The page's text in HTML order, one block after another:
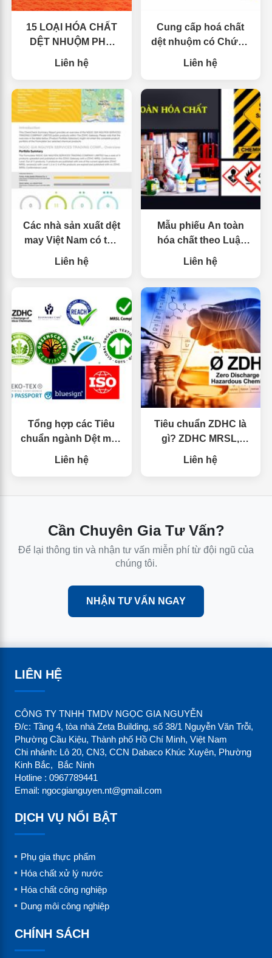
15 LOẠI HÓA CHẤT
DỆT NHUỘM PHỔ
BIẾN TRONG CÔNG
NGHIỆP15 LOẠI HÓA
PHỔ BIẾN TRONG
CÔNG NGHIỆP
Liên hệ
Cung cấp hoá chất
dệt nhuộm có Chứng
nhận ZDHC.
Liên hệ
Các nhà sản xuất dệt
may Việt Nam có thể
khẳng định vị trí dẫn
đầu với việc quản lý
nhiệm
Liên hệ
Mẫu phiếu An toàn
hóa chất theo Luật
Việt Nam – Hướng
dẫn chi tiết
Liên hệ
Tổng hợp các Tiêu
chuẩn ngành Dệt may
cho doanh nghiệp
Liên hệ
Tiêu chuẩn ZDHC là
gì? ZDHC MRSL,
ZDHC Gateway là gì?
Liên hệ
Cần Chuyên Gia Tư Vấn?
Để lại thông tin và nhận tư vấn miễn phí từ đội ngũ của
chúng tôi.
NHẬN TƯ VẤN NGAY
LIÊN HỆ
CÔNG TY TNHH TMDV NGỌC GIA NGUYỄN
Đ/c: Tầng 4, tòa nhà Zeta Building, số 38/1 Nguyễn Văn Trỗi,
Phường Cầu Kiệu, Thành phố Hồ Chí Minh, Việt Nam
Chi nhánh: Lô 20, CN3, CCN Dabaco Khúc Xuyên, Phường
Kinh Bắc, Bắc Ninh
Hotline : 0967789441
Email: ngocgianguyen.nt@gmail.com
DỊCH VỤ NỔI BẬT
Phụ gia thực phẩm
Hóa chất xử lý nước
Hóa chất công nghiệp
Dung môi công nghiệp
CHÍNH SÁCH